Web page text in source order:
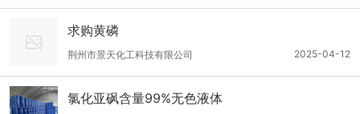
求购黄磷
2025-04-12
荆州市景天化工科技有限公司
氯化亚砜含量99%无色液体